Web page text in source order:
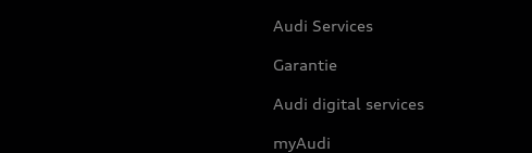
Audi Services
Garantie
Audi digital services
myAudi